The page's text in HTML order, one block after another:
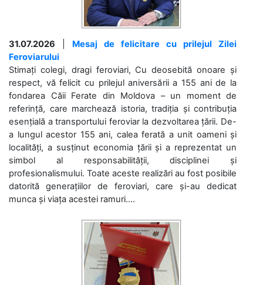
31.07.2026
Mesaj de felicitare cu prilejul Zilei
Feroviarului
Stimați colegi, dragi feroviari, Cu deosebită onoare și
respect, vă felicit cu prilejul aniversării a 155 ani de la
fondarea Căii Ferate din Moldova – un moment de
referință, care marchează istoria, tradiția și contribuția
esențială a transportului feroviar la dezvoltarea țării. De-
a lungul acestor 155 ani, calea ferată a unit oameni și
localități, a susținut economia țării și a reprezentat un
simbol al responsabilității, disciplinei și
profesionalismului. Toate aceste realizări au fost posibile
datorită generațiilor de feroviari, care și-au dedicat
munca și viața acestei ramuri....